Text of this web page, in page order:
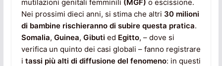
mutilazioni genitali femminili (MGF) o escissione.
Nei prossimi dieci anni, si stima che altri 30 milioni
di bambine rischieranno di subire questa pratica.
Somalia, Guinea, Gibuti ed Egitto, – dove si
verifica un quinto dei casi globali – fanno registrare
i tassi più alti di diffusione del fenomeno: in questi